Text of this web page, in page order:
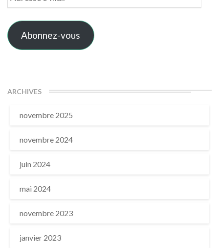
e-
mail
Abonnez-vous
ARCHIVES
novembre 2025
novembre 2024
juin 2024
mai 2024
novembre 2023
janvier 2023